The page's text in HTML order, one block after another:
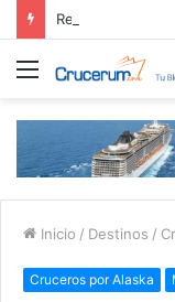
Menú
Inicio / Destinos /
Cruceros por Alaska